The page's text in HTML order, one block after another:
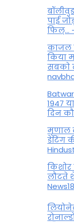
पाई
फिल्...
काजल
किया
सबको
1947
दिन
मृणाल
डेटिंग
लौटते